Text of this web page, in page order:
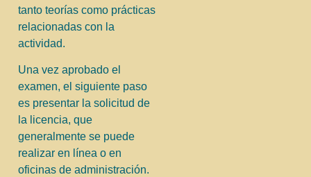
tanto teorías como prácticas
relacionadas con la
actividad.
Una vez aprobado el
examen, el siguiente paso
es presentar la solicitud de
la licencia, que
generalmente se puede
realizar en línea o en
oficinas de administración.